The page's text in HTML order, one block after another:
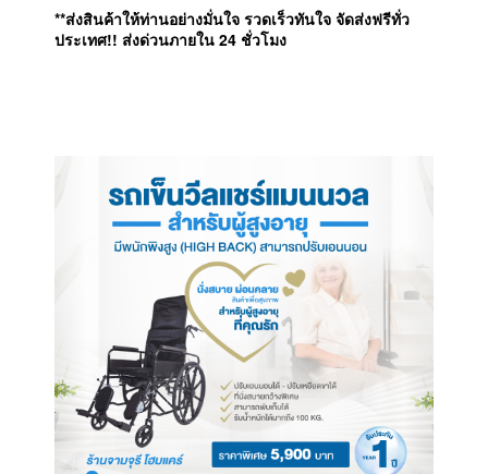
**ส่งสินค้าให้ท่านอย่างมั่นใจ รวดเร็วทันใจ จัดส่งฟรีทั่ว
ประเทศ!! ส่งด่วนภายใน 24 ชั่วโมง